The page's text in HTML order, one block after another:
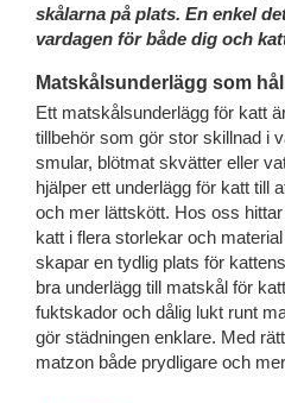
skålarna på plats. En enkel
vardagen för både dig och
Matskålsunderlägg som
Ett matskålsunderlägg för katt
tillbehör som gör stor skillnad i
smular, blötmat skvätter eller
hjälper ett underlägg för katt till
och mer lättskött. Hos oss
katt i flera storlekar och
skapar en tydlig plats för
bra underlägg till matskål för
fuktskador och dålig lukt runt
gör städningen enklare. Med
matzon både prydligare och